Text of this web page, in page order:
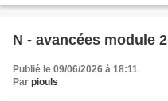
N - avancées module 2
Publié le 09/06/2026 à 18:11
Par piouls